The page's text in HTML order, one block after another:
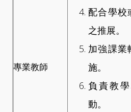
專業教師
配合學校
之推展。
加強課業
施。
負責教
動。